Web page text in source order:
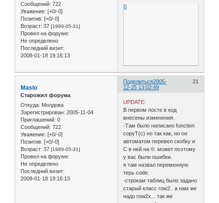
Сообщений: 722
Уважение: [+0/-0]
Позитив: [+0/-0]
Возраст: 37 [1989-05-31]
Провел на форуме:
Не определено
Последний визит:
2008-01-18 19:16:13
0
Поделиться 21
2005-
12-25 13:02:49
Maslo
Старожил форума
Откуда: Молдова
Зарегистрирован: 2005-11-04
Приглашений: 0
Сообщений: 722
Уважение: [+0/-0]
Позитив: [+0/-0]
Возраст: 37 [1989-05-31]
Провел на форуме:
Не определено
Последний визит:
2008-01-18 19:16:13
UPDATE:
В первом посте в код
внесены изменения.
-Там было написано function
copyT(с) но так как, но он
автоматом перевел скобку и
С в ней на ©. может поэтому
у вас были ошибки.
я там назвал переменную
терь code.
-строкам таблиц было задано
старый класс row2.. а нам же
надо row2x... так же